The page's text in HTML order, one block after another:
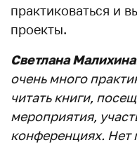
практиковаться и
проекты.
Светлана Малихина
очень много
читать книги,
мероприятия,
конференциях. Нет